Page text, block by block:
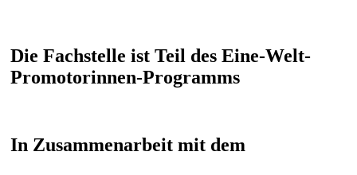
Die Fachstelle ist Teil des Eine-Welt-
Promotorinnen-Programms
In Zusammenarbeit mit dem